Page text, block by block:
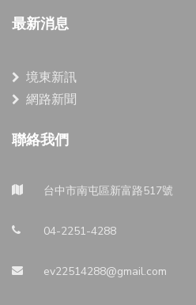
最新消息
境東新訊
網路新聞
聯絡我們
台中市南屯區新富路517號
04-2251-4288
ev22514288@gmail.com